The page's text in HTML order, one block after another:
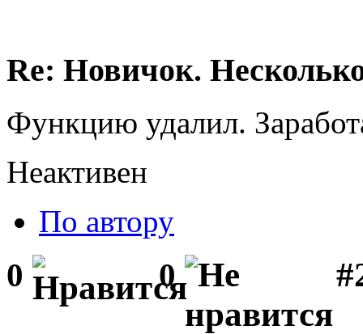
Re: Новичок.
Функцию удалил.
Неактивен
По автору
0 0